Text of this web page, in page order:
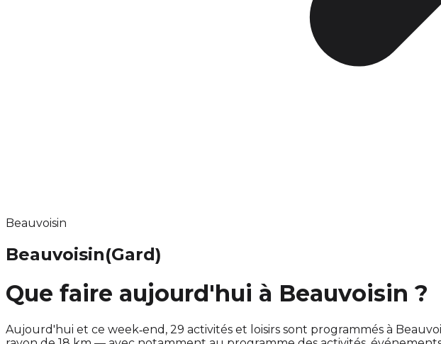
Beauvoisin
Beauvoisin(Gard)
Que faire aujourd'hui à Beauvoisin ?
Aujourd'hui et ce week‑end, 29 activités et loisirs sont programmés à